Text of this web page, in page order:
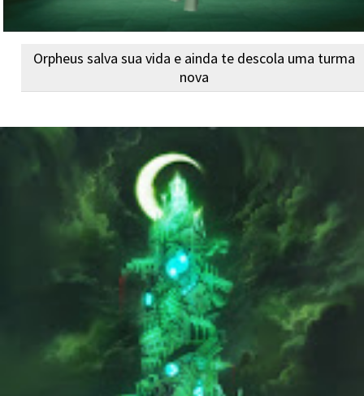
Orpheus salva sua vida e ainda te descola uma turma
nova